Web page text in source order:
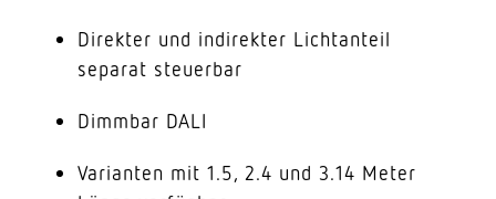
Direkter und indirekter Lichtanteil
separat steuerbar
Dimmbar DALI
Varianten mit 1.5, 2.4 und 3.14 Meter